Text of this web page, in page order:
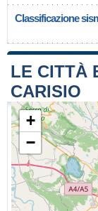
Classificazione
LE CITTÀ
CARISIO
+
−